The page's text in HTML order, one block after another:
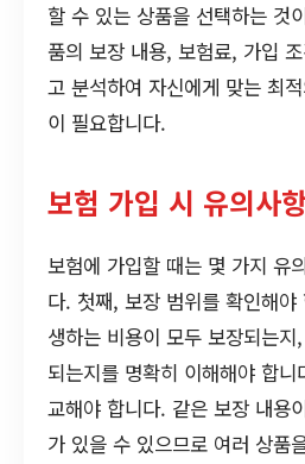
할 수 있는 상품을 선택하는 것
품의 보장 내용, 보험료, 가입
고 분석하여 자신에게 맞는 최
이 필요합니다.
보험 가입 시 유의사
보험에 가입할 때는 몇 가지 유
다. 첫째, 보장 범위를 확인해
생하는 비용이 모두 보장되는
되는지를 명확히 이해해야 합
교해야 합니다. 같은 보장 내용
가 있을 수 있으므로 여러 상품